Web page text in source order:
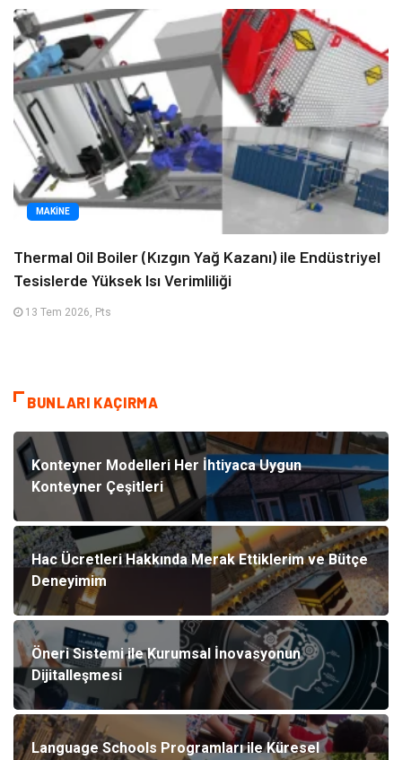
MAKINE
Thermal Oil Boiler (Kızgın Yağ Kazanı) ile Endüstriyel
Tesislerde Yüksek Isı Verimliliği
13 Tem 2026, Pts
BUNLARI KAÇIRMA
Konteyner Modelleri Her İhtiyaca Uygun
Konteyner Çeşitleri
Hac Ücretleri Hakkında Merak Ettiklerim ve Bütçe
Deneyimim
Öneri Sistemi ile Kurumsal İnovasyonun
Dijitalleşmesi
Language Schools Programları ile Küresel